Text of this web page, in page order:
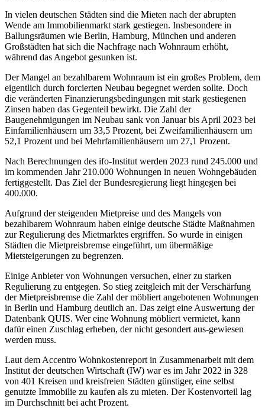
In vielen deutschen Städten sind die Mieten nach der abrupten
Wende am Immobilienmarkt stark gestiegen. Insbesondere in
Ballungsräumen wie Berlin, Hamburg, München und anderen
Großstädten hat sich die Nachfrage nach Wohnraum erhöht,
während das Angebot gesunken ist.
Der Mangel an bezahlbarem Wohnraum ist ein großes Problem, dem
eigentlich durch forcierten Neubau begegnet werden sollte. Doch
die veränderten Finanzierungsbedingungen mit stark gestiegenen
Zinsen haben das Gegenteil bewirkt. Die Zahl der
Baugenehmigungen im Neubau sank von Januar bis April 2023 bei
Einfamilienhäusern um 33,5 Prozent, bei Zweifamilienhäusern um
52,1 Prozent und bei Mehrfamilienhäusern um 27,1 Prozent.
Nach Berechnungen des ifo-Institut werden 2023 rund 245.000 und
im kommenden Jahr 210.000 Wohnungen in neuen Wohngebäuden
fertiggestellt. Das Ziel der Bundesregierung liegt hingegen bei
400.000.
Aufgrund der steigenden Mietpreise und des Mangels von
bezahlbarem Wohnraum haben einige deutsche Städte Maßnahmen
zur Regulierung des Mietmarktes ergriffen. So wurde in einigen
Städten die Mietpreisbremse eingeführt, um übermäßige
Mietsteigerungen zu begrenzen.
Einige Anbieter von Wohnungen versuchen, einer zu starken
Regulierung zu entgegen. So stieg zeitgleich mit der Verschärfung
der Mietpreisbremse die Zahl der möbliert angebotenen Wohnungen
in Berlin und Hamburg deutlich an. Das zeigt eine Auswertung der
Datenbank QUIS. Wer eine Wohnung möbliert vermietet, kann
dafür einen Zuschlag erheben, der nicht gesondert aus-gewiesen
werden muss.
Laut dem Accentro Wohnkostenreport in Zusammenarbeit mit dem
Institut der deutschen Wirtschaft (IW) war es im Jahr 2022 in 328
von 401 Kreisen und kreisfreien Städten günstiger, eine selbst
genutzte Immobilie zu kaufen als zu mieten. Der Kostenvorteil lag
im Durchschnitt bei acht Prozent.